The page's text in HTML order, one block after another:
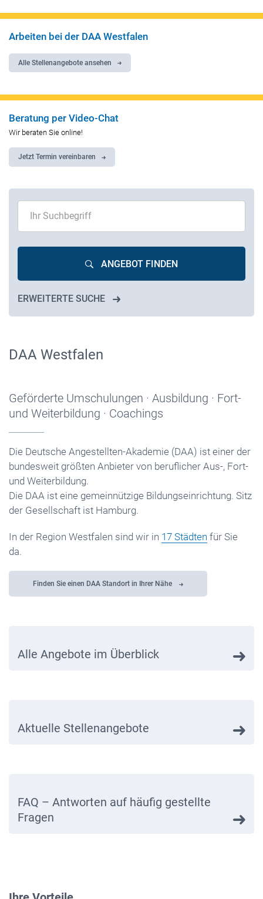
Arbeiten bei der DAA Westfalen
Alle Stellenangebote ansehen
Beratung per Video-Chat
Wir beraten Sie online!
Jetzt Termin vereinbaren
ANGEBOT FINDEN
ERWEITERTE SUCHE
DAA Westfalen
Geförderte Umschulungen · Ausbildung · Fort-
und Weiterbildung · Coachings
Die Deutsche Angestellten-Akademie (DAA) ist einer der
bundesweit größten Anbieter von beruflicher Aus-, Fort-
und Weiterbildung.
Die DAA ist eine gemeinnützige Bildungseinrichtung. Sitz
der Gesellschaft ist Hamburg.
In der Region Westfalen sind wir in 17 Städten für Sie
da.
Finden Sie einen DAA Standort in Ihrer Nähe
Alle Angebote im Überblick
Aktuelle Stellenangebote
FAQ – Antworten auf häufig gestellte
Fragen